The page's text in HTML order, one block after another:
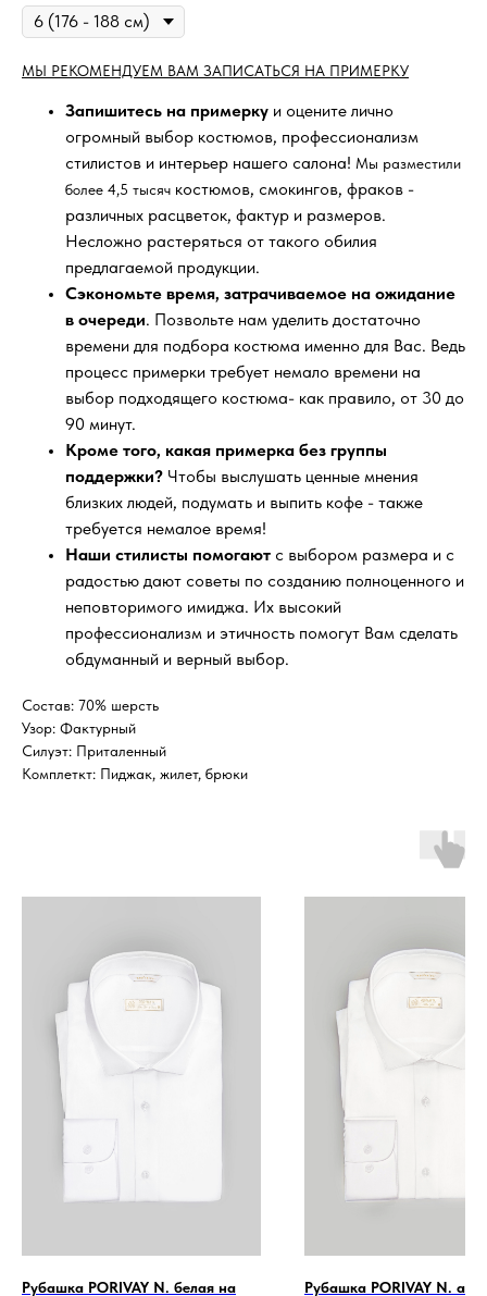
МЫ РЕКОМЕНДУЕМ ВАМ ЗАПИСАТЬСЯ НА ПРИМЕРКУ
Запишитесь на примерку и оцените лично
огромный выбор костюмов, профессионализм
стилистов и интерьер нашего салона! Мы разместили
более 4,5 тысяч костюмов, смокингов, фраков -
различных расцветок, фактур и размеров.
Несложно растеряться от такого обилия
предлагаемой продукции.
Сэкономьте время, затрачиваемое на ожидание
в очереди. Позвольте нам уделить достаточно
времени для подбора костюма именно для Вас. Ведь
процесс примерки требует немало времени на
выбор подходящего костюма- как правило, от 30 до
90 минут.
Кроме того, какая примерка без группы
поддержки? Чтобы выслушать ценные мнения
близких людей, подумать и выпить кофе - также
требуется немалое время!
Наши стилисты помогают с выбором размера и с
радостью дают советы по созданию полноценного и
неповторимого имиджа. Их высокий
профессионализм и этичность помогут Вам сделать
обдуманный и верный выбор.
Состав: 70% шерсть
Узор: Фактурный
Силуэт: Приталенный
Комплеткт: Пиджак, жилет, брюки
Рубашка PORIVAY N. белая на Рубашка PORIVAY N.